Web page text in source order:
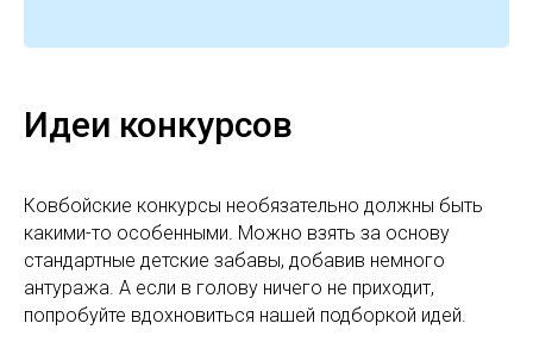
Идеи конкурсов
Ковбойские конкурсы необязательно должны быть
какими-то особенными. Можно взять за основу
стандартные детские забавы, добавив немного
антуража. А если в голову ничего не приходит,
попробуйте вдохновиться нашей подборкой идей.